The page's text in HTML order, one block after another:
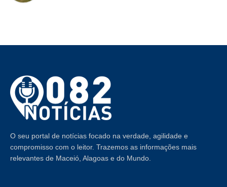
O seu portal de notícias focado na verdade, agilidade e
compromisso com o leitor. Trazemos as informações mais
relevantes de Maceió, Alagoas e do Mundo.